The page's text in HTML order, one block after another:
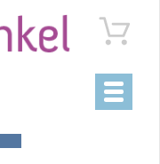
Toggle